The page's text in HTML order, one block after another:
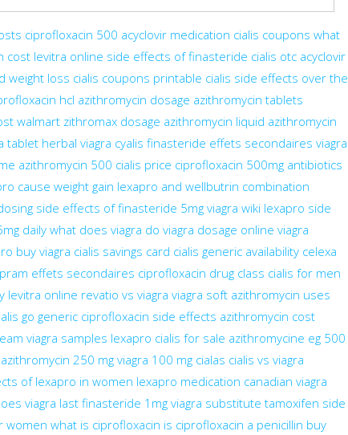
ciprofloxacin 500 acyclovir medication cialis coupons what
cost levitra online side effects of finasteride cialis otc acyclovir
weight loss cialis coupons printable cialis side effects over the
hcl azithromycin dosage azithromycin tablets
walmart zithromax dosage azithromycin liquid azithromycin
tablet herbal viagra cyalis finasteride effets secondaires viagra
azithromycin 500 cialis price ciprofloxacin 500mg antibiotics
cause weight gain lexapro and wellbutrin combination
side effects of finasteride 5mg viagra wiki lexapro side
daily what does viagra do viagra dosage online viagra
buy viagra cialis savings card cialis generic availability celexa
effets secondaires ciprofloxacin drug class cialis for men
levitra online revatio vs viagra viagra soft azithromycin uses
go generic ciprofloxacin side effects azithromycin cost
viagra samples lexapro cialis for sale azithromycine eg 500
250 mg viagra 100 mg cialas cialis vs viagra
of lexapro in women lexapro medication canadian viagra
viagra last finasteride 1mg viagra substitute tamoxifen side
women what is ciprofloxacin is ciprofloxacin a penicillin buy